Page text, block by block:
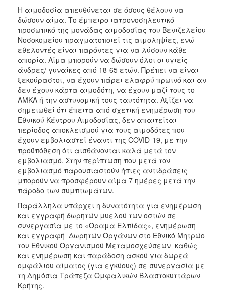
Η αιμοδοσία απευθύνεται σε όσους θέλουν να
δώσουν αίμα. Το έμπειρο ιατρονοσηλευτικό
προσωπικό της μονάδας αιμοδοσίας του Βενιζελείου
Νοσοκομείου πραγματοποιεί τις αιμοληψίες, ενώ
εθελοντές είναι παρόντες για να λύσουν κάθε
απορία. Αίμα μπορούν να δώσουν όλοι οι υγιείς
άνδρες/ γυναίκες από 18-65 ετών. Πρέπει να είναι
ξεκούραστοι, να έχουν πάρει ελαφρύ πρωινό και αν
δεν έχουν κάρτα αιμοδότη, να έχουν μαζί τους το
ΑΜΚΑ ή την αστυνομική τους ταυτότητα. Αξίζει να
σημειωθεί ότι έπειτα από σχετική ενημέρωση του
Εθνικού Κέντρου Αιμοδοσίας, δεν απαιτείται
περίοδος αποκλεισμού για τους αιμοδότες που
έχουν εμβολιαστεί έναντι της COVID-19, με την
προϋπόθεση ότι αισθάνονται καλά μετά τον
εμβολιασμό. Στην περίπτωση που μετά τον
εμβολιασμό παρουσιαστούν ήπιες αντιδράσεις
μπορούν να προσφέρουν αίμα 7 ημέρες μετά την
πάροδο των συμπτωμάτων.
Παράλληλα υπάρχει η δυνατότητα για ενημέρωση
και εγγραφή δωρητών μυελού των οστών σε
συνεργασία με το «Όραμα Ελπίδας», ενημέρωση
και εγγραφή Δωρητών Οργάνων στο Εθνικό Μητρώο
του Εθνικού Οργανισμού Μεταμοσχεύσεων καθώς
και ενημέρωση και παράδοση ασκού για δωρεά
ομφάλιου αίματος (για εγκύους) σε συνεργασία με
τη Δημόσια Τράπεζα Ομφαλικών Βλαστοκυττάρων
Κρήτης.